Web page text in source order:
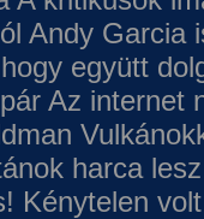
Andy Garcia
együtt
Az internet
harca
Kénytelen